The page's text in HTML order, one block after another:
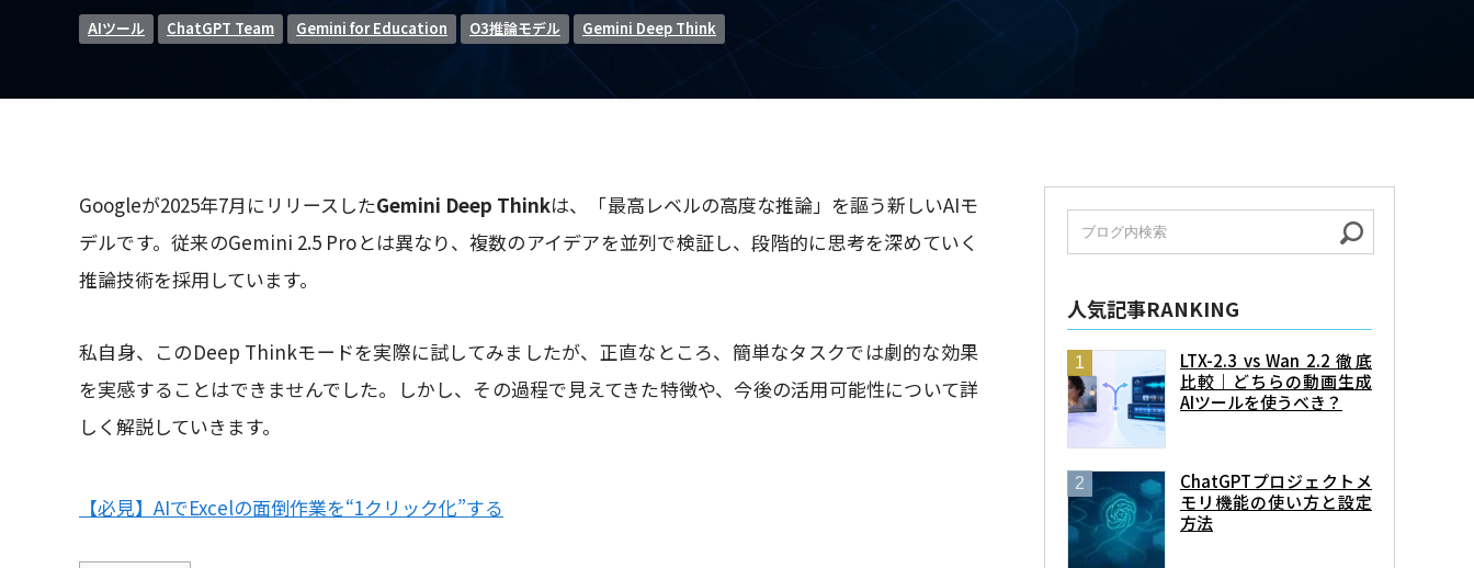
AIツール ChatGPT Team Gemini for Education O3推論モデル Gemini Deep Think
Googleが2025年7月にリリースしたGemini Deep Thinkは、「最高レベルの高度な推論」を謳う新しいAIモ
デルです。従来のGemini 2.5 Proとは異なり、複数のアイデアを並列で検証し、段階的に思考を深めていく
推論技術を採用しています。
私自身、このDeep Thinkモードを実際に試してみましたが、正直なところ、簡単なタスクでは劇的な効果
を実感することはできませんでした。しかし、その過程で見えてきた特徴や、今後の活用可能性について詳
しく解説していきます。
【必見】AIでExcelの面倒作業を“1クリック化”する
人気記事RANKING
LTX-2.3 vs Wan 2.2 徹底
比較｜どちらの動画生成
AIツールを使うべき？
ChatGPTプロジェクトメ
モリ機能の使い方と設定
方法